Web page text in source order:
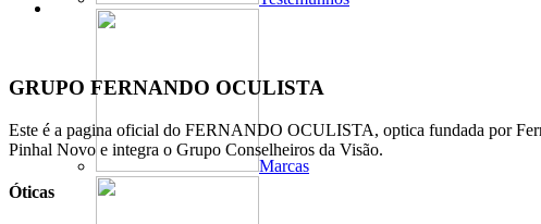
Marcas
GRUPO FERNANDO OCULISTA
Este é a pagina oficial do FERNANDO OCULISTA, optica fundada por
Pinhal Novo e integra o Grupo Conselheiros da Visão.
Óticas